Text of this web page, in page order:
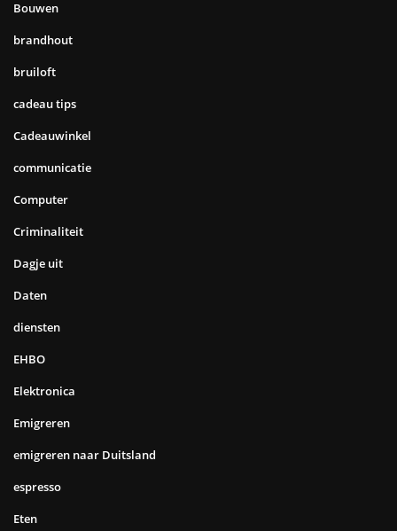
Bouwen
brandhout
bruiloft
cadeau tips
Cadeauwinkel
communicatie
Computer
Criminaliteit
Dagje uit
Daten
diensten
EHBO
Elektronica
Emigreren
emigreren naar Duitsland
espresso
Eten